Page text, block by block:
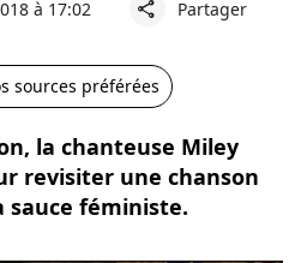
à 17:02 share Partager
sources préférées
la chanteuse Miley
revisiter une chanson
sauce féministe.